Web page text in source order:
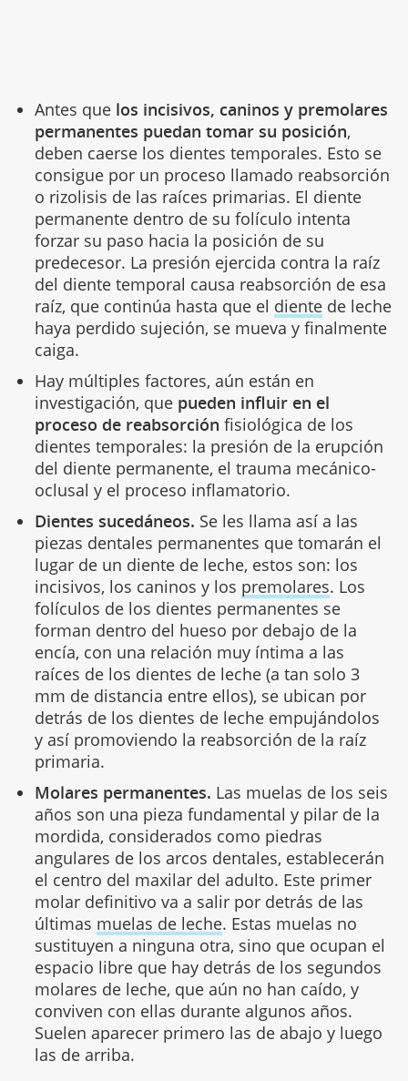
Antes que los incisivos, caninos y premolares
permanentes puedan tomar su posición,
deben caerse los dientes temporales. Esto se
consigue por un proceso llamado reabsorción
o rizolisis de las raíces primarias. El diente
permanente dentro de su folículo intenta
forzar su paso hacia la posición de su
predecesor. La presión ejercida contra la raíz
del diente temporal causa reabsorción de esa
raíz, que continúa hasta que el dientede leche
haya perdido sujeción, se mueva y finalmente
caiga.
Hay múltiples factores, aún están en
investigación, que pueden influir en el
proceso de reabsorción fisiológica de los
dientes temporales: la presión de la erupción
del diente permanente, el trauma mecánico-
oclusal y el proceso inflamatorio.
Dientes sucedáneos. Se les llama así a las
piezas dentales permanentes que tomarán el
lugar de un diente de leche, estos son: los
incisivos, los caninos y los premolares. Los
folículos de los dientes permanentes se
forman dentro del hueso por debajo de la
encía, con una relación muy íntima a las
raíces de los dientes de leche (a tan solo 3
mm de distancia entre ellos), se ubican por
detrás de los dientes de leche empujándolos
y así promoviendo la reabsorción de la raíz
primaria.
Molares permanentes. Las muelas de los seis
años son una pieza fundamental y pilar de la
mordida, considerados como piedras
angulares de los arcos dentales, establecerán
el centro del maxilar del adulto. Este primer
molar definitivo va a salir por detrás de las
últimas muelas de leche. Estas muelas no
sustituyen a ninguna otra, sino que ocupan el
espacio libre que hay detrás de los segundos
molares de leche, que aún no han caído, y
conviven con ellas durante algunos años.
Suelen aparecer primero las de abajo y luego
las de arriba.